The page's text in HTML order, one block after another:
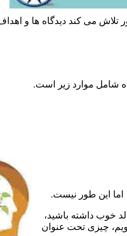
تلاش می کند دیدگاه ها و
شامل موارد زیر است.
این طور نیست.
خوب داشته باشید،
چیزی تحت عنوان